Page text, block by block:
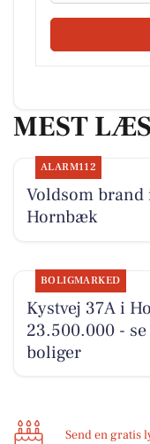
MEST
ALARM112
Voldsom
Hornbæk
BOLIGMARKED
Kystvej 37A i
23.500.000 -
boliger
Send en gratis